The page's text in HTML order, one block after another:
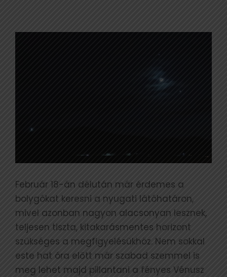
Február 18-án délután már érdemes a
bolygókat keresni a nyugati látóhatáron,
mivel azonban nagyon alacsonyan lesznek,
teljesen tiszta, kitakarásmentes horizont
szükséges a megfigyelésükhöz. Nem sokkal
este hat óra előtt már szabad szemmel is
meg lehet majd pillantani a fényes Vénusz